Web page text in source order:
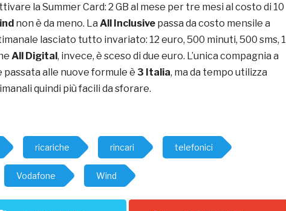
la Summer Card: 2 GB al mese per tre mesi al costo di 10
non è da meno. La All Inclusive passa da costo mensile a
lasciato tutto invariato: 12 euro, 500 minuti, 500 sms, 1
All Digital , invece, è sceso di due euro. L’unica compagnia a
passata alle nuove formule è 3 Italia, ma da tempo utilizza
quindi più facili da sforare.
ricariche rincari telefonici
Vodafone Wind